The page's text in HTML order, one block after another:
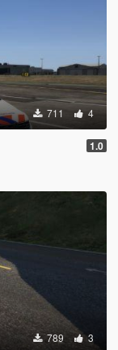
711 4
1.0
789 3